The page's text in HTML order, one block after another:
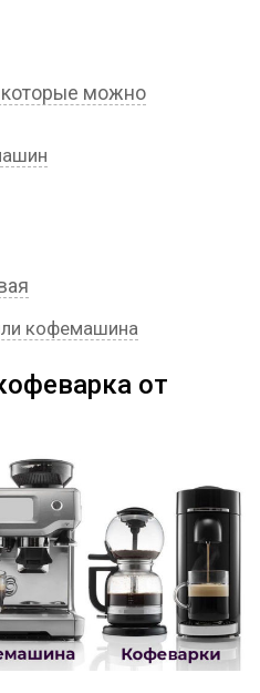
которые можно
кофемашина
от